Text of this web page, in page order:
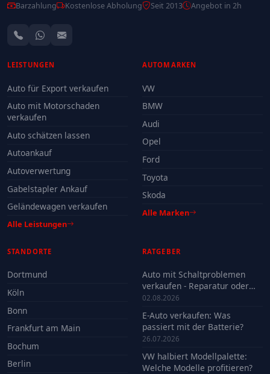
Barzahlung Kostenlose Abholung Seit 2013 Angebot in 2h
LEISTUNGEN
Auto für Export verkaufen
Auto mit Motorschaden
verkaufen
Auto schätzen lassen
Autoankauf
Autoverwertung
Gabelstapler Ankauf
Geländewagen verkaufen
Alle Leistungen
AUTOMARKEN
VW
BMW
Audi
Opel
Ford
Toyota
Skoda
Alle Marken
STANDORTE
Dortmund
Köln
Bonn
Frankfurt am Main
Bochum
Berlin
RATGEBER
Auto mit Schaltproblemen
verkaufen - Reparatur oder
Verkauf?
02.08.2026
E-Auto verkaufen: Was
passiert mit der Batterie?
26.07.2026
VW halbiert Modellpalette:
Welche Modelle profitieren?